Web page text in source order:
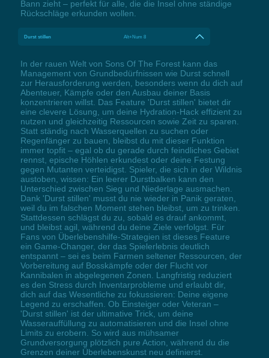
Bann zieht – perfekt für alle, die die Insel ohne ständige
Rückschläge erkunden wollen.
Durst stillen Alt+Num 8
In der rauen Welt von Sons Of The Forest kann das
Management von Grundbedürfnissen wie Durst schnell
zur Herausforderung werden, besonders wenn du dich auf
Abenteuer, Kämpfe oder den Ausbau deiner Basis
konzentrieren willst. Das Feature 'Durst stillen' bietet dir
eine clevere Lösung, um deine Hydration-Hack effizient zu
nutzen und gleichzeitig Ressourcen sowie Zeit zu sparen.
Statt ständig nach Wasserquellen zu suchen oder
Regenfänger zu bauen, bleibst du mit dieser Funktion
immer topfit – egal ob du gerade durch feindliches Gebiet
rennst, epische Höhlen erkundest oder deine Festung
gegen Mutanten verteidigst. Spieler, die sich in der Wildnis
austoben, wissen: Ein leerer Durstbalken kann den
Unterschied zwischen Sieg und Niederlage ausmachen.
Dank 'Durst stillen' musst du nie wieder in Panik geraten,
weil du im falschen Moment stehen bleibst, um zu trinken.
Stattdessen schlägst du zu, sobald es drauf ankommt,
und bleibst agil, während du deine Ziele verfolgst. Für
Fans von Überlebenshilfe-Strategien ist dieses Feature
ein Game-Changer, der das Spielerlebnis deutlich
entspannt – sei es beim Farmen seltener Ressourcen, der
Vorbereitung auf Bosskämpfe oder der Flucht vor
Kannibalen in abgelegenen Zonen. Langfristig reduziert
es den Stress durch Inventarprobleme und erlaubt dir,
dich auf das Wesentliche zu fokussieren: Deine eigene
Legend zu erschaffen. Ob Einsteiger oder Veteran –
'Durst stillen' ist der ultimative Trick, um deine
Wasserauffüllung zu automatisieren und die Insel ohne
Limits zu erobern. So wird aus mühsamer
Grundversorgung plötzlich pure Action, während du die
Grenzen deiner Überlebenskunst neu definierst.